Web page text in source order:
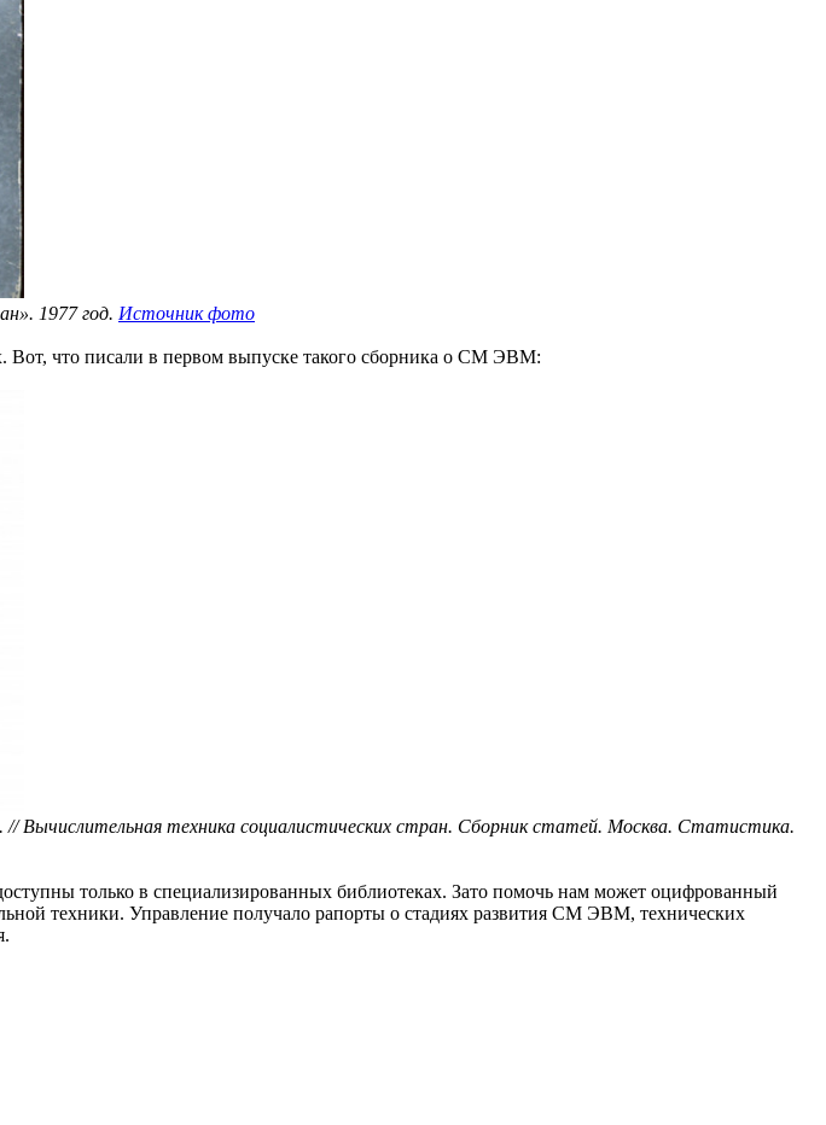
1977 год. Источник фото
Вот, что писали в первом выпуске такого сборника о СМ ЭВМ:
техника социалистических стран. Сборник статей. Москва. Статистика.
только в специализированных библиотеках. Зато помочь нам может оцифрованный
техники. Управление получало рапорты о стадиях развития СМ ЭВМ, технических